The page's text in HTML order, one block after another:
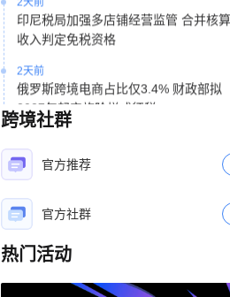
印尼税局加强多店铺经营监管 合并核算
收入判定免税资格
俄罗斯跨境电商占比仅3.4% 财政部拟
2027年起实施阶梯式征税
2天前
夏季线上消费升温 2026年拉美电商市场
规模预计达2153亿美元
2天前
越南电商法实施直播监管新规 2027年起
夏季带动线上消费增长，26年拉美电商
跨境社群
官方推荐
官方社群
热门活动